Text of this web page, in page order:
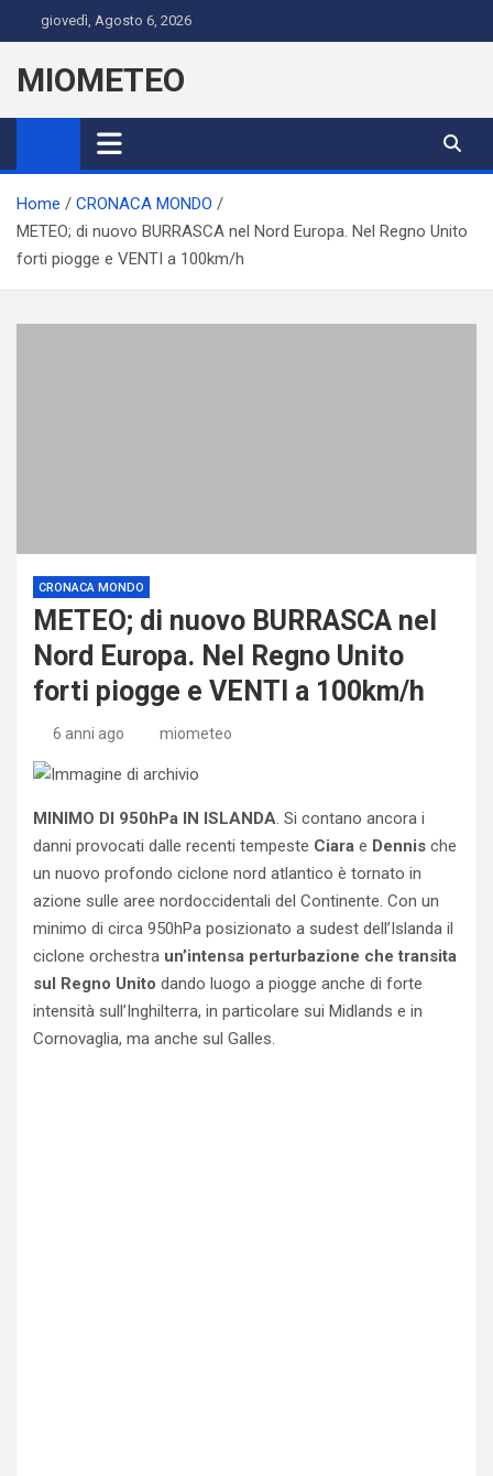
to
content
giovedì, Agosto 6, 2026
MIOMETEO
Home
CRONACA MONDO
METEO; di nuovo BURRASCA nel Nord Europa. Nel Regno Unito
forti piogge e VENTI a 100km/h
CRONACA MONDO
METEO; di nuovo BURRASCA nel
Nord Europa. Nel Regno Unito
forti piogge e VENTI a 100km/h
6 anni ago miometeo
MINIMO DI 950hPa IN ISLANDA. Si contano ancora i
danni provocati dalle recenti tempeste Ciara e Dennis che
un nuovo profondo ciclone nord atlantico è tornato in
azione sulle aree nordoccidentali del Continente. Con un
minimo di circa 950hPa posizionato a sudest dell’Islanda il
ciclone orchestra un’intensa perturbazione che transita
sul Regno Unito dando luogo a piogge anche di forte
intensità sull’Inghilterra, in particolare sui Midlands e in
Cornovaglia, ma anche sul Galles.